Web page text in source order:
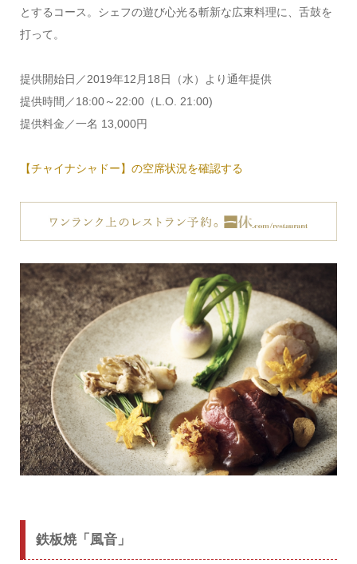
とするコース。シェフの遊び心光る斬新な広東料理に、舌鼓を
打って。
提供開始日／2019年12月18日（水）より通年提供
提供時間／18:00～22:00（L.O. 21:00)
提供料金／一名 13,000円
【チャイナシャドー】の空席状況を確認する
鉄板焼「風音」